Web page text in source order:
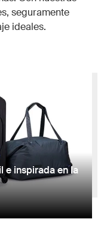
seguramente
ideales.
e inspirada en la